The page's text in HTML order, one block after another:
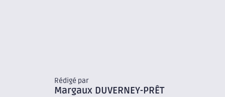
Rédigé par
Margaux DUVERNEY-PRÊT